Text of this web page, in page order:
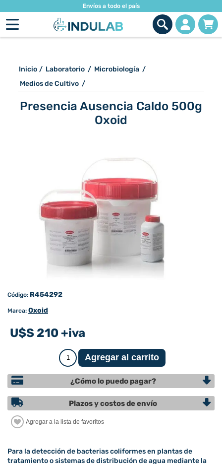
Envíos a todo el país
Inicio / Laboratorio / Microbiología /
Medios de Cultivo /
Presencia Ausencia Caldo 500g
Oxoid
Código: R454292
Marca: Oxoid
U$S 210 +iva
¿Cómo lo puedo pagar?
Plazos y costos de envío
Para la detección de bacterias coliformes en plantas de
tratamiento o sistemas de distribución de agua mediante la